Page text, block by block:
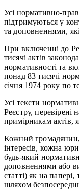
Усі нормативно-
підтримуються у
та доповненнями,
При включенні до
тисячі актів
нормативності та
понад 83 тисячі
січня 1974 року по
Усі тексти
Реєстру, перевірені
примірникам актів,
Кожний громадянин,
інтересів, кожна
будь-який
доповненнями або
статті) як на
шляхом